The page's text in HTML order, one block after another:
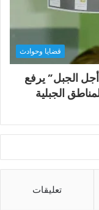
قضايا وحوادث
من أجل الجبل” يرفع
الجبلية
تعليقات